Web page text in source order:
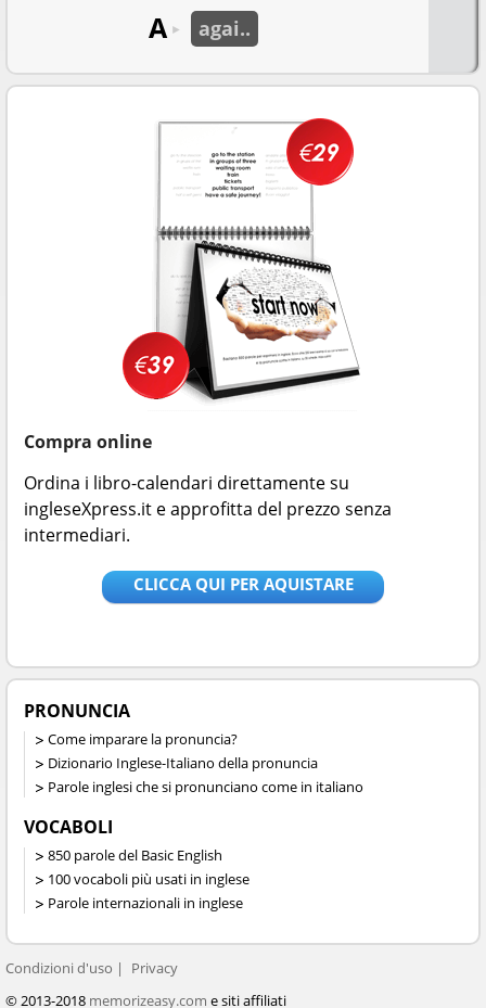
A ► agai..
Compra online
Ordina i libro-calendari direttamente su
ingleseXpress.it e approfitta del prezzo senza
intermediari.
CLICCA QUI PER AQUISTARE
PRONUNCIA
Come imparare la pronuncia?
Dizionario Inglese-Italiano della pronuncia
Parole inglesi che si pronunciano come in italiano
VOCABOLI
850 parole del Basic English
100 vocaboli più usati in inglese
Parole internazionali in inglese
Condizioni d'uso
Privacy
© 2013-2018 memorizeasy.com e siti affiliati